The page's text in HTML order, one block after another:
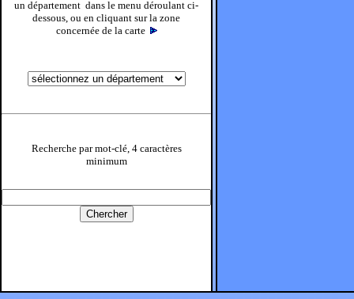
un département dans le menu déroulant ci-
dessous, ou en cliquant sur la zone
concernée de la carte
Recherche par mot-clé, 4 caractères
minimum